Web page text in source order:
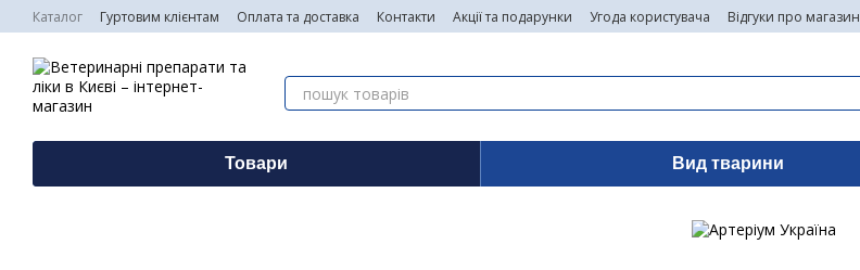
Перейти до основного контенту
Каталог Гуртовим клієнтам Оплата та доставка Контакти Акції та подарунки Угода користувача Відгуки про магазин
Товари Вид тварини